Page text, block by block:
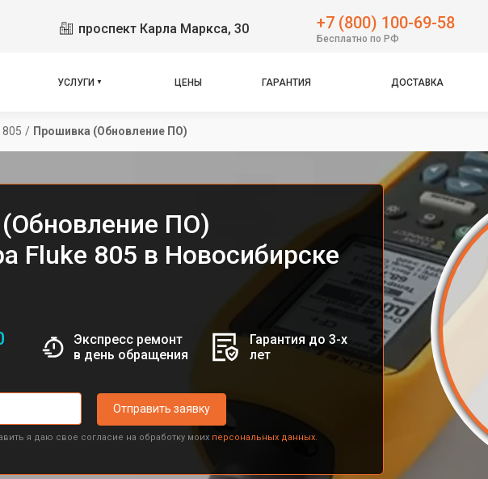
проспект Карла Маркса, 30 +7 (800) 100-69-58
Бесплатно по РФ
УСЛУГИ ЦЕНЫ ГАРАНТИЯ ДОСТАВКА
805 / Прошивка (Обновление ПО)
ПО)
Fluke 805 в Новосибирске
Экспресс ремонт
в день обращения
Гарантия до 3-х
лет
Отправить заявку
я даю свое согласие на обработку моих персональных данных.